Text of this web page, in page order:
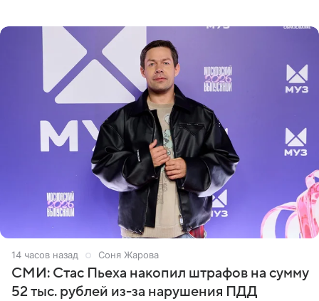
14 часов назад Соня Жарова
СМИ: Стас Пьеха накопил штрафов на сумму
52 тыс. рублей из-за нарушения ПДД